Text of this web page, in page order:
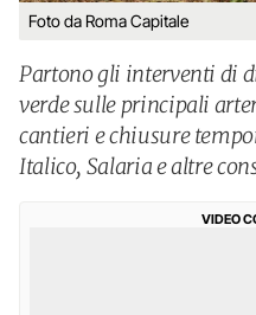
Foto da Roma Capitale
Partono gli interventi di
verde sulle principali
cantieri e chiusure
Italico, Salaria e altre
VIDEO